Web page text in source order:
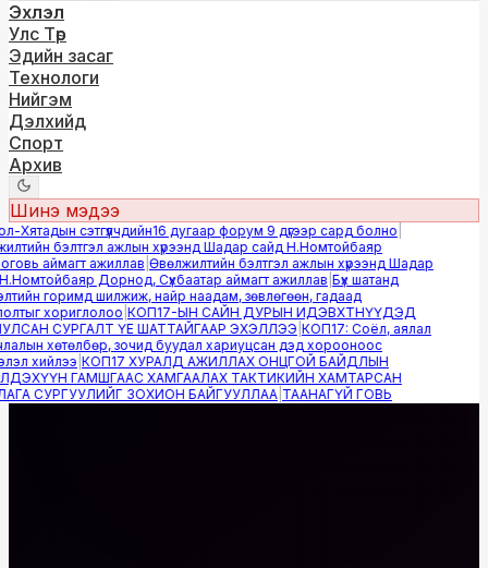
Эхлэл
Улс Төр
Эдийн засаг
Технологи
Нийгэм
Дэлхийд
Спорт
Архив
Шинэ мэдээ
сэтгүүлчдийн16 дугаар форум 9 дүгээр сард болно|
бэлтгэл ажлын хүрээнд Шадар сайд Н.Номтойбаяр
аймагт ажиллав|Өвөлжилтийн бэлтгэл ажлын хүрээнд Шадар
Дорнод, Сүхбаатар аймагт ажиллав|Бүх шатанд
горимд шилжиж, найр наадам, зөвлөгөөн, гадаад
хориглолоо|КОП17-ЫН САЙН ДУРЫН ИДЭВХТНҮҮДЭД
СУРГАЛТ ҮЕ ШАТТАЙГААР ЭХЭЛЛЭЭ|КОП17: Соёл, аялал
хөтөлбөр, зочид буудал хариуцсан дэд хорооноос
хийлээ|КОП17 ХУРАЛД АЖИЛЛАХ ОНЦГОЙ БАЙДЛЫН
ГАМШГААС ХАМГААЛАХ ТАКТИКИЙН ХАМТАРСАН
СУРГУУЛИЙГ ЗОХИОН БАЙГУУЛЛАА|ТААНАГҮЙ ГОВЬ